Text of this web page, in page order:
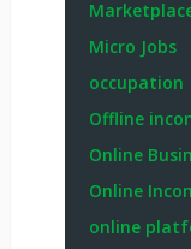
Micro Jobs
occupation
Offline
Online
Online
online